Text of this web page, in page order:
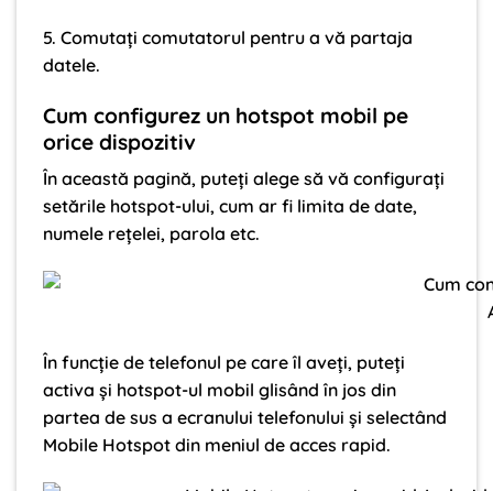
5. Comutați comutatorul pentru a vă partaja
datele.
Cum configurez un hotspot mobil pe
orice dispozitiv
În această pagină, puteți alege să vă configurați
setările hotspot-ului, cum ar fi limita de date,
numele rețelei, parola etc.
În funcție de telefonul pe care îl aveți, puteți
activa și hotspot-ul mobil glisând în jos din
partea de sus a ecranului telefonului și selectând
Mobile Hotspot din meniul de acces rapid.